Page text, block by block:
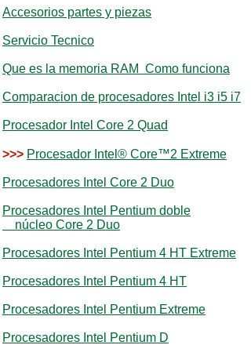
Accesorios partes y piezas
Servicio Tecnico
Que es la memoria RAM Como funciona
Comparacion de procesadores Intel i3 i5 i7
Procesador Intel Core 2 Quad
>>> Procesador Intel® Core™2 Extreme
Procesadores Intel Core 2 Duo
Procesadores Intel Pentium doble
núcleo Core 2 Duo
Procesadores Intel Pentium 4 HT Extreme
Procesadores Intel Pentium 4 HT
Procesadores Intel Pentium Extreme
Procesadores Intel Pentium D